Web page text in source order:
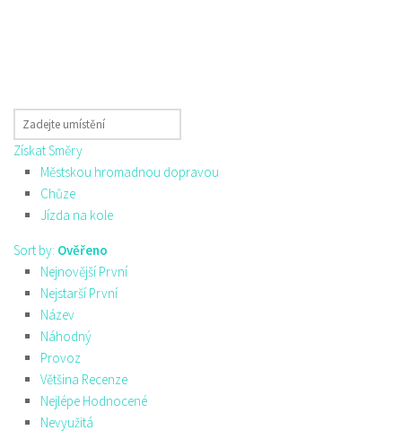
Získat Směry
Městskou hromadnou dopravou
Chůze
Jízda na kole
Sort by: Ověřeno
Nejnovější První
Nejstarší První
Název
Náhodný
Provoz
Většina Recenze
Nejlépe Hodnocené
Nevyužitá